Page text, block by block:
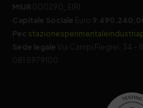
MIUR 000290_EIRI
Capitale Sociale Euro
Pec
Sede legale
Via Campi Flegrei, 34
081 5979100